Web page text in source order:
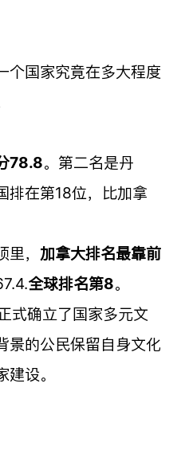
个国家究竟在多大程度
78.8。第二名是丹
排在第18位，比加拿
， 加拿大排名最靠前
全球排名第8。
式确立了国家多元文
景的公民保留自身文化
设。